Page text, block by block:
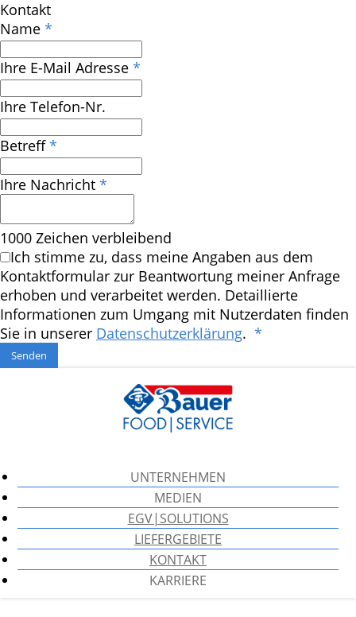
Kontakt
Name *
Ihre E-Mail Adresse *
Ihre Telefon-Nr.
Betreff*
Ihre Nachricht *
1000 Zeichen verbleibend
Ich stimme zu, dass meine Angaben aus dem
Kontaktformular zur Beantwortung meiner Anfrage
erhoben und verarbeitet werden. Detaillierte
Informationen zum Umgang mit Nutzerdaten finden
Sie in unserer Datenschutzerklärung. *
Senden
UNTERNEHMEN
MEDIEN
EGV|SOLUTIONS
LIEFERGEBIETE
KONTAKT
KARRIERE